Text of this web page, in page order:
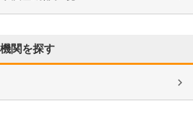
関を探す